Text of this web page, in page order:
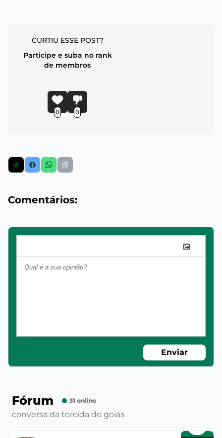
CURTIU ESSE POST?
Participe e suba no rank
de membros
0 0
Comentários:
Enviar
Fórum 31 online
conversa da torcida do goiás